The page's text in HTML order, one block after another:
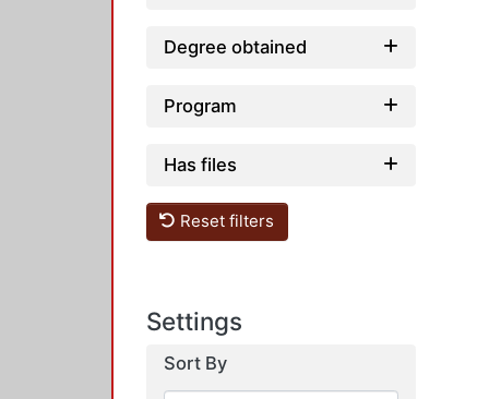
Degree obtained
Program
Has files
Reset filters
Settings
Sort By